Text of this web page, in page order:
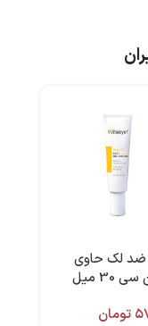
ضد لک حاوی
ویتامین سی 30 میل
تومان